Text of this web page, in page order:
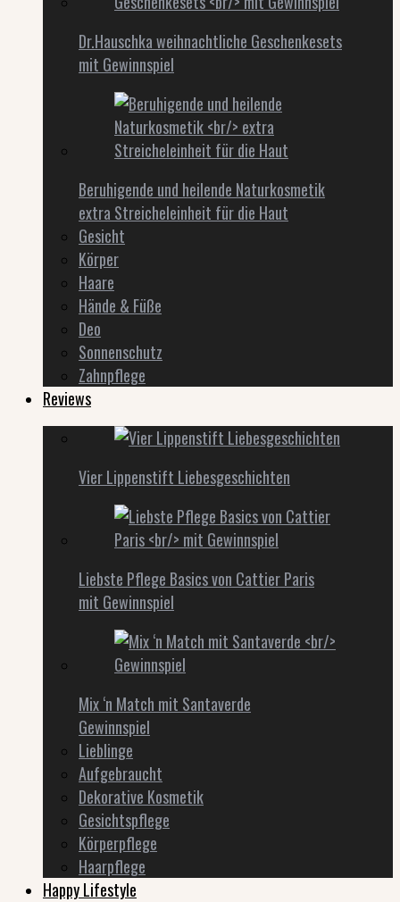
Dr.Hauschka weihnachtliche Geschenkesets
mit Gewinnspiel
Beruhigende und heilende Naturkosmetik
extra Streicheleinheit für die Haut
Gesicht
Körper
Haare
Hände & Füße
Deo
Sonnenschutz
Zahnpflege
Reviews
Vier Lippenstift Liebesgeschichten
Liebste Pflege Basics von Cattier Paris
mit Gewinnspiel
Mix ‘n Match mit Santaverde
Gewinnspiel
Lieblinge
Aufgebraucht
Dekorative Kosmetik
Gesichtspflege
Körperpflege
Haarpflege
Happy Lifestyle